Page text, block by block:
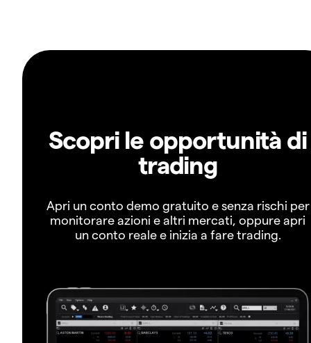
Scopri le opportunità di
trading
Apri un conto demo gratuito e senza rischi per
monitorare azioni e altri mercati, oppure apri
un conto reale e inizia a fare trading.